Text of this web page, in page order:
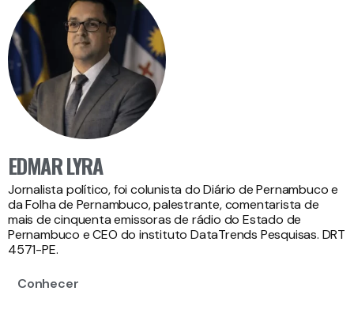
EDMAR LYRA
Jornalista político, foi colunista do Diário de Pernambuco e
da Folha de Pernambuco, palestrante, comentarista de
mais de cinquenta emissoras de rádio do Estado de
Pernambuco e CEO do instituto DataTrends Pesquisas. DRT
4571-PE.
Conhecer